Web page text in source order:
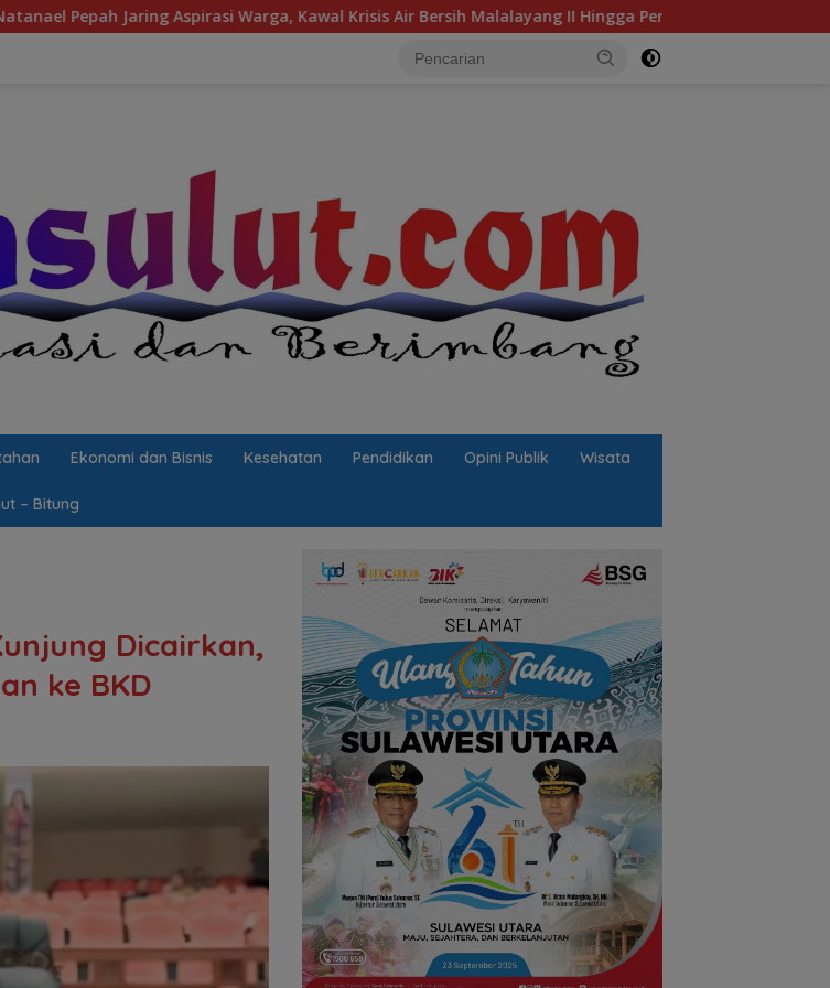
Warga, Kawal Krisis Air Bersih Malalayang II Hingga Perbaikan Infrastruktur
Ekonomi dan Bisnis Kesehatan Pendidikan Opini Publik Wisata
– Bitung
Dicairkan,
ke BKD